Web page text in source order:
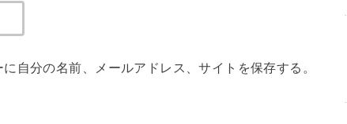
自分の名前、メールアドレス、サイトを保存する。